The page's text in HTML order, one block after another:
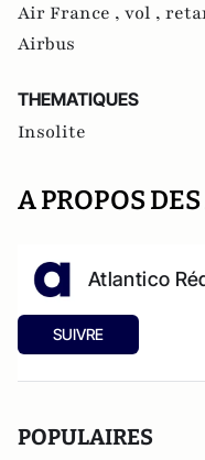
Air France , vol ,
Airbus
THEMATIQUES
Insolite
A PROPOS
Atlantico
SUIVRE
POPULAIRES